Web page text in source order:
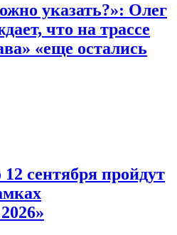
указать?»: Олег
что на трассе
«еще остались
сентября пройдут